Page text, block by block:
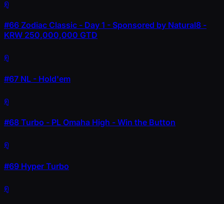
ดู
#66 Zodiac Classic - Day 1 - Sponsored by Natural8 -
KRW 250,000,000 GTD
ดู
#67 NL - Hold'em
ดู
#68 Turbo - PL Omaha High - Win the Button
ดู
#69 Hyper Turbo
ดู